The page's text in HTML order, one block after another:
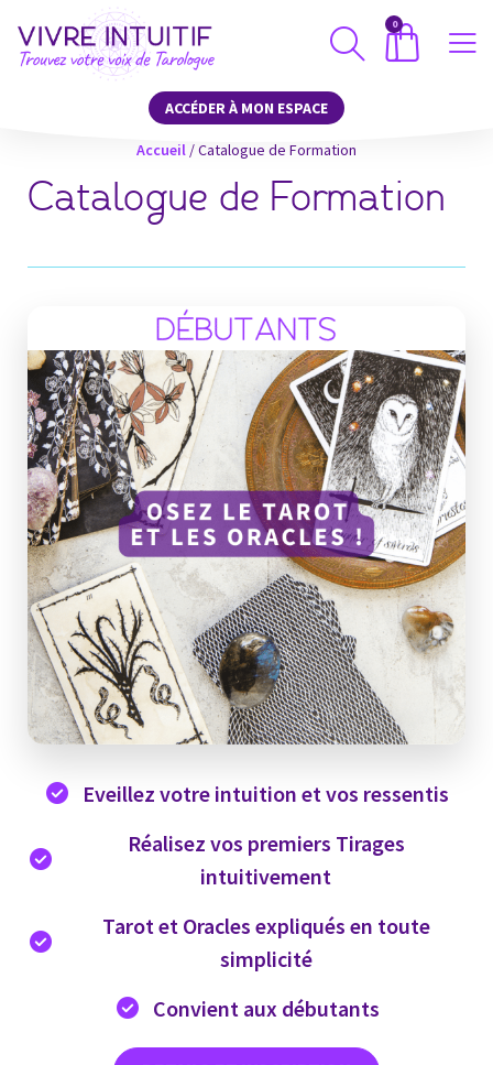
0
ACCÉDER À MON ESPACE
Accueil /Catalogue de Formation
Catalogue de Formation
Eveillez votre intuition et vos ressentis
Réalisez vos premiers Tirages
intuitivement
Tarot et Oracles expliqués en toute
simplicité
Convient aux débutants